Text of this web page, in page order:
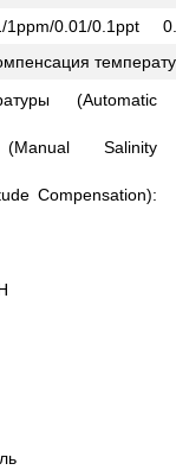
1ppm/0.01/0.1ppt
(Аutomatic
Salinity
Compensation):